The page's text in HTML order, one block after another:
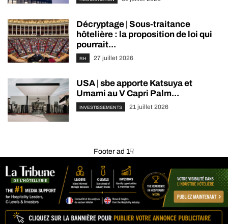
Décryptage | Sous-traitance
hôtelière : la proposition de loi qui
pourrait...
RH 27 juillet 2026
USA | sbe apporte Katsuya et
Umami au V Capri Palm...
INVESTISSEMENTS 21 juillet 2026
Footer ad 1☟